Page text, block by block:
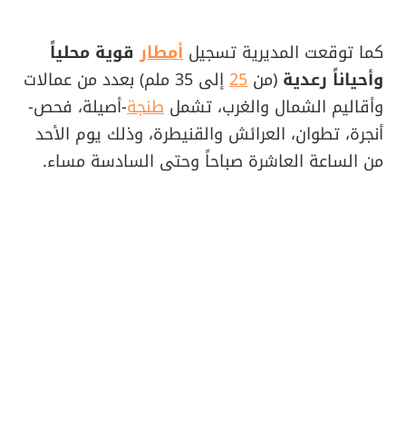
كما توقعت المديرية تسجيل أمطارقوية محلياً
وأحياناً رعدية (من 25
إلى 35 ملم) بعدد من عمالات
وأقاليم الشمال والغرب، تشمل طنجة-أصيلة، فحص-
أنجرة، تطوان، العرائش والقنيطرة، وذلك يوم الأحد
من الساعة العاشرة صباحاً وحتى السادسة مساء.